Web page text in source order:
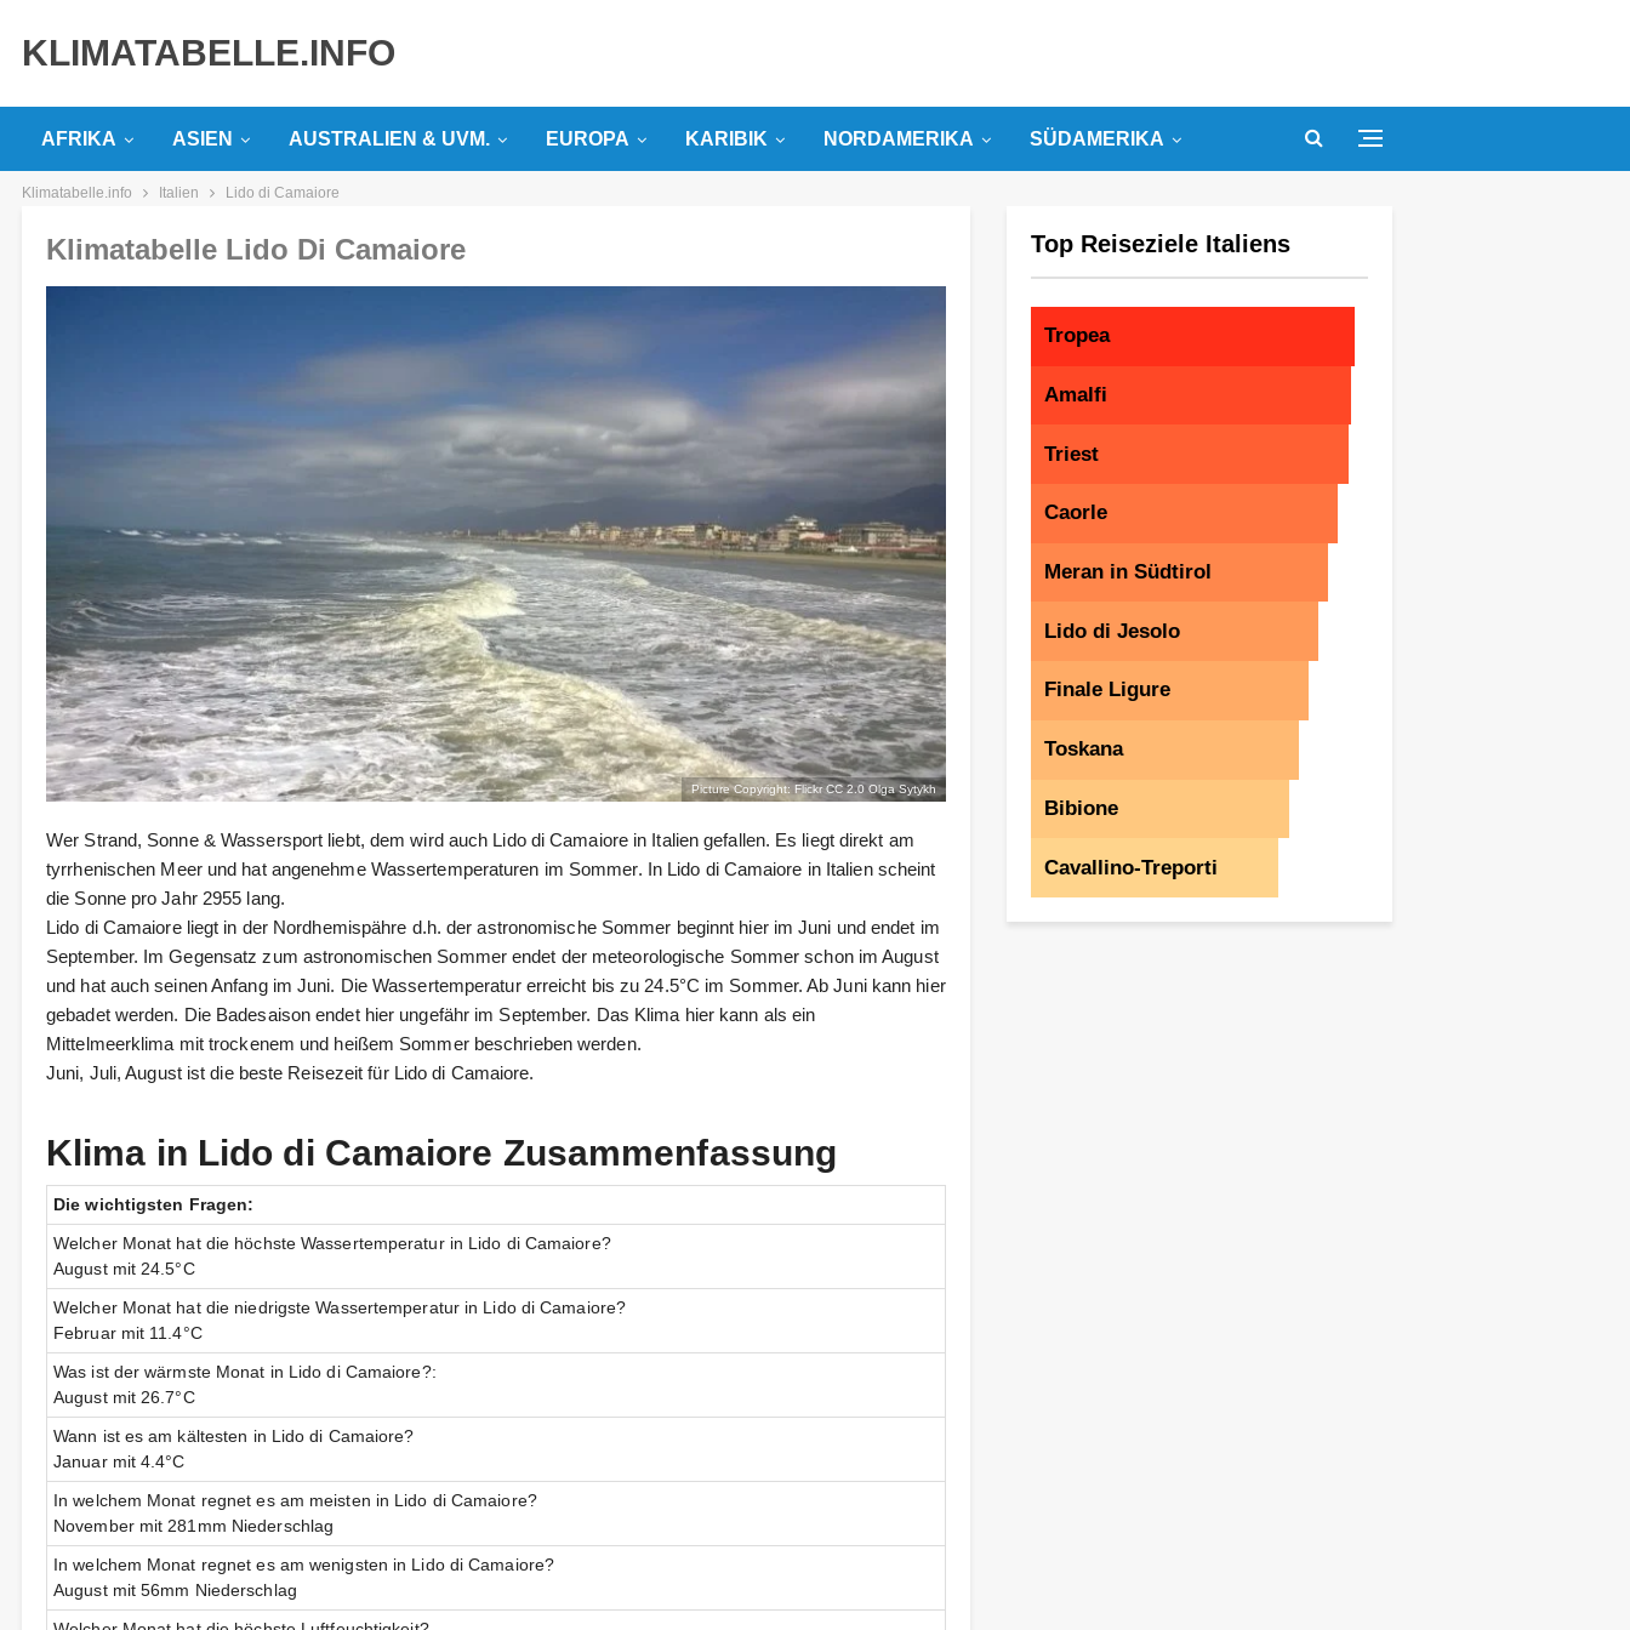
KLIMATABELLE.INFO
AFRIKA ASIEN AUSTRALIEN & UVM. EUROPA KARIBIK NORDAMERIKA SÜDAMERIKA
Klimatabelle.info Italien Lido di Camaiore
Klimatabelle Lido Di Camaiore
Picture Copyright: Flickr CC 2.0 Olga Sytykh
Wer Strand, Sonne & Wassersport liebt, dem wird auch Lido di Camaiore in Italien gefallen. Es liegt direkt am
tyrrhenischen Meer und hat angenehme Wassertemperaturen im Sommer. In Lido di Camaiore in Italien scheint
die Sonne pro Jahr 2955 lang.
Lido di Camaiore liegt in der Nordhemispähre d.h. der astronomische Sommer beginnt hier im Juni und endet im
September. Im Gegensatz zum astronomischen Sommer endet der meteorologische Sommer schon im August
und hat auch seinen Anfang im Juni. Die Wassertemperatur erreicht bis zu 24.5°C im Sommer. Ab Juni kann hier
gebadet werden. Die Badesaison endet hier ungefähr im September. Das Klima hier kann als ein
Mittelmeerklima mit trockenem und heißem Sommer beschrieben werden.
Juni, Juli, August ist die beste Reisezeit für Lido di Camaiore.
Klima in Lido di Camaiore Zusammenfassung
Die wichtigsten Fragen:
Welcher Monat hat die höchste Wassertemperatur in Lido di Camaiore?
August mit 24.5°C
Welcher Monat hat die niedrigste Wassertemperatur in Lido di Camaiore?
Februar mit 11.4°C
Was ist der wärmste Monat in Lido di Camaiore?:
August mit 26.7°C
Wann ist es am kältesten in Lido di Camaiore?
Januar mit 4.4°C
In welchem Monat regnet es am meisten in Lido di Camaiore?
November mit 281mm Niederschlag
In welchem Monat regnet es am wenigsten in Lido di Camaiore?
August mit 56mm Niederschlag
Top Reiseziele Italiens
Tropea
Amalfi
Triest
Caorle
Meran in Südtirol
Lido di Jesolo
Finale Ligure
Toskana
Bibione
Cavallino-Treporti